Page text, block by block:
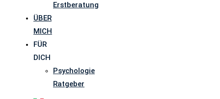
Erstberatung
ÜBER
MICH
FÜR
DICH
Psychologie
Ratgeber